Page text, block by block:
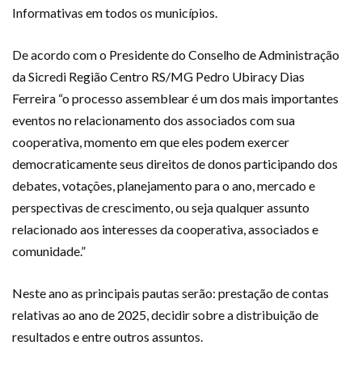
Informativas em todos os municípios.
De acordo com o Presidente do Conselho de Administração
da Sicredi Região Centro RS/MG Pedro Ubiracy Dias
Ferreira “o processo assemblear é um dos mais importantes
eventos no relacionamento dos associados com sua
cooperativa, momento em que eles podem exercer
democraticamente seus direitos de donos participando dos
debates, votações, planejamento para o ano, mercado e
perspectivas de crescimento, ou seja qualquer assunto
relacionado aos interesses da cooperativa, associados e
comunidade.”
Neste ano as principais pautas serão: prestação de contas
relativas ao ano de 2025, decidir sobre a distribuição de
resultados e entre outros assuntos.